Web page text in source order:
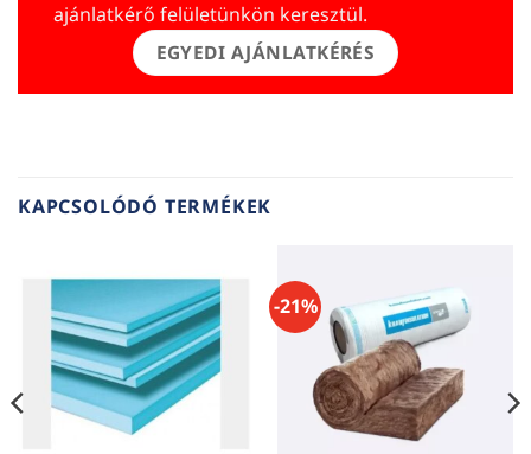
ajánlatkérő felületünkön keresztül.
EGYEDI AJÁNLATKÉRÉS
KAPCSOLÓDÓ TERMÉKEK
-21%